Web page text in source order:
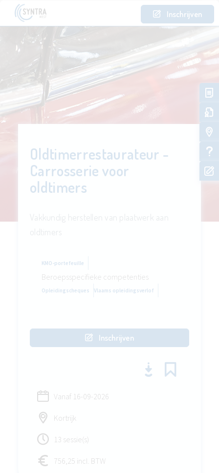
Inschrijven
Oldtimerrestaurateur -
Carrosserie voor
oldtimers
KMO-portefeuille
Beroepsspecifieke competenties
Opleidingscheques Vlaams opleidingsverlof
Inschrijven
Vanaf 16-09-2026
Kortrijk
13 sessie(s)
756,25 incl. BTW